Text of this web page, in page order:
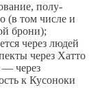
полу-
(в том числе и
брони);
через людей
через Хатто
— через
к Кусоноки